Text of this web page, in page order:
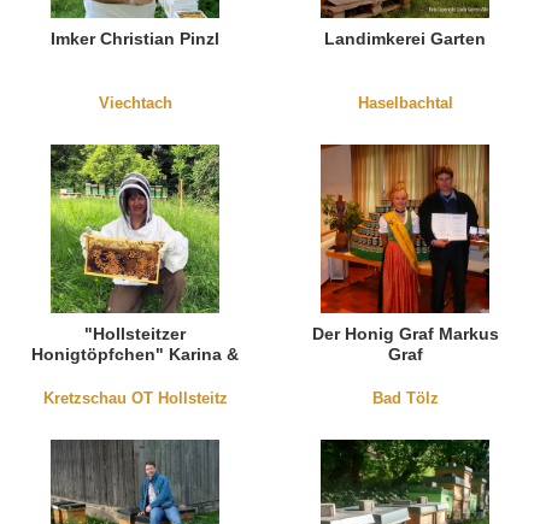
Imker Christian Pinzl
Viechtach
Landimkerei Garten
Haselbachtal
"Hollsteitzer
Honigtöpfchen" Karina &
Kretzschau OT Hollsteitz
Der Honig Graf Markus
Graf
Bad Tölz